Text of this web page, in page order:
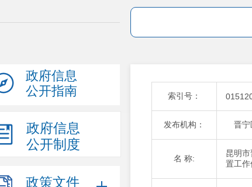
政府信息
公开指南
政府信息
公开制度
政策文件
索引号：
发布机构： 晋宁
名 称:
昆明市
置工